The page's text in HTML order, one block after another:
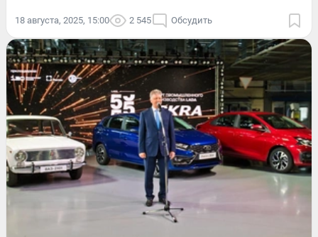
18 августа, 2025, 15:00 2 545 Обсудить